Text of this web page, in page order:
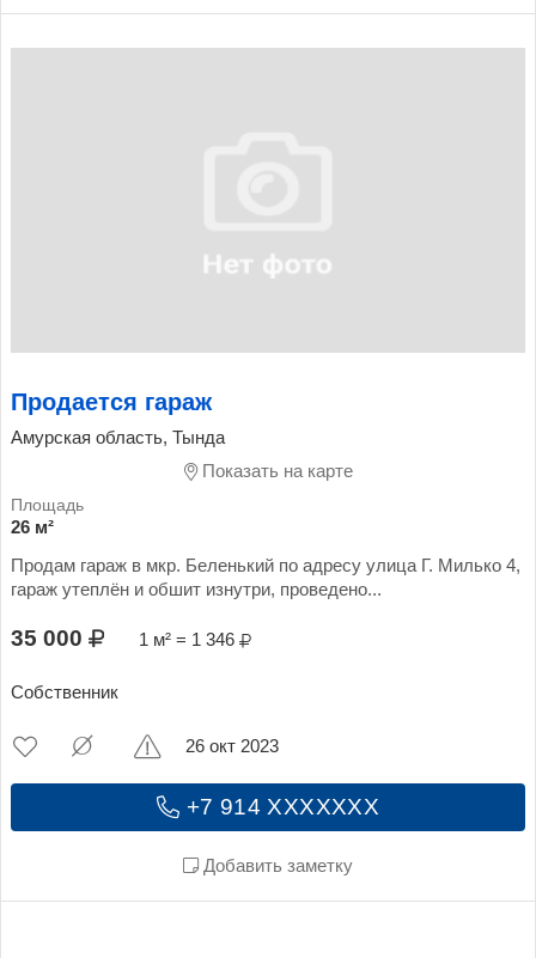
Продается гараж
Амурская область, Тында
Показать на карте
26 м²
Продам гараж в мкр. Беленький по адресу улица Г. Милько 4,
гараж утеплён и обшит изнутри, проведено...
35 000 1 м² = 1 346
Собственник
+7 914 XXXXXXX
Добавить заметку
26 окт 2023